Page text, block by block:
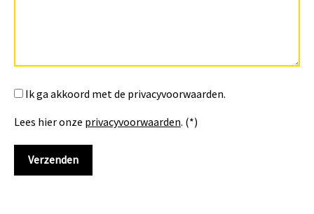
Ik ga akkoord met de privacyvoorwaarden.
Lees hier onze privacyvoorwaarden. (*)